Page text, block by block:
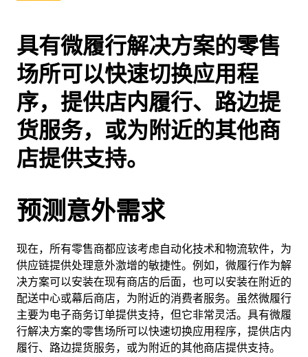
具有微履行解决方案的零售
场所可以快速切换应用程
序，提供店内履行、路边提
货服务，或为附近的其他商
店提供支持。
预测意外需求
现在，所有零售商都应该考虑自动化技术和物流软件，为
供应链提供处理意外激增的敏捷性。例如，微履行作为解
决方案可以安装在现有商店的后面，也可以安装在附近的
配送中心或幕后商店，为附近的消费者服务。虽然微履行
主要为电子商务订单提供支持，但它非常灵活。具有微履
行解决方案的零售场所可以快速切换应用程序，提供店内
履行、路边提货服务，或为附近的其他商店提供支持。